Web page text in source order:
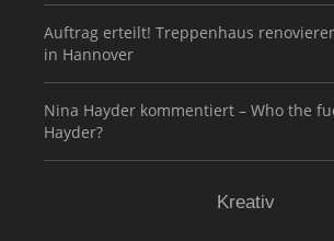
Auftrag erteilt! Treppenhaus
in Hannover
Nina Hayder kommentiert – Who the
Hayder?
Kreativ